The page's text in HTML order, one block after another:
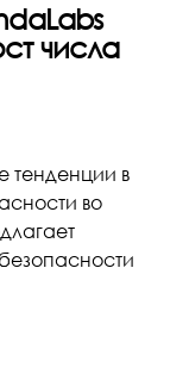
числа
тенденции в
во